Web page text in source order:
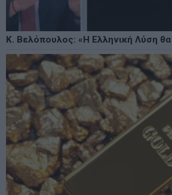
Κ. Βελόπουλος: «Η Ελληνική Λύση θα